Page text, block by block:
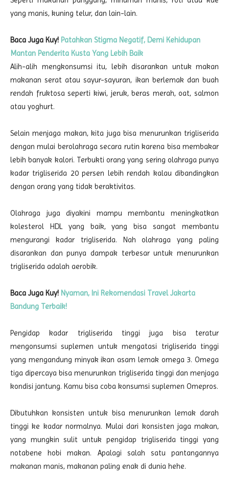
yang manis, kuning telur, dan lain-lain.
Baca Juga Kuy! Patahkan Stigma Negatif, Demi Kehidupan
Mantan Penderita Kusta Yang Lebih Baik
Alih-alih mengkonsumsi itu, lebih disarankan untuk makan
makanan serat atau sayur-sayuran, ikan berlemak dan buah
rendah fruktosa seperti kiwi, jeruk, beras merah, oat, salmon
atau yoghurt.
Selain menjaga makan, kita juga bisa menurunkan trigliserida
dengan mulai berolahraga secara rutin karena bisa membakar
lebih banyak kalori. Terbukti orang yang sering olahraga punya
kadar trigliserida 20 persen lebih rendah kalau dibandingkan
dengan orang yang tidak beraktivitas.
Olahraga juga diyakini mampu membantu meningkatkan
kolesterol HDL yang baik, yang bisa sangat membantu
mengurangi kadar trigliserida. Nah olahraga yang paling
disarankan dan punya dampak terbesar untuk menurunkan
trigliserida adalah aerobik.
Baca Juga Kuy! Nyaman, Ini Rekomendasi Travel Jakarta
Bandung Terbaik!
Pengidap kadar trigliserida tinggi juga bisa teratur
mengonsumsi suplemen untuk mengatasi trigliserida tinggi
yang mengandung minyak ikan asam lemak omega 3. Omega
tiga dipercaya bisa menurunkan trigliserida tinggi dan menjaga
kondisi jantung. Kamu bisa coba konsumsi suplemen Omepros.
Dibutuhkan konsisten untuk bisa menurunkan lemak darah
tinggi ke kadar normalnya. Mulai dari konsisten jaga makan,
yang mungkin sulit untuk pengidap trigliserida tinggi yang
notabene hobi makan. Apalagi salah satu pantangannya
makanan manis, makanan paling enak di dunia hehe.